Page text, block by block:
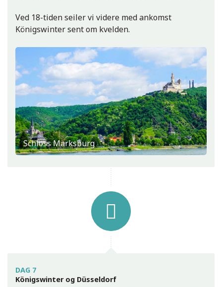
Ved 18-tiden seiler vi videre med ankomst
Königswinter sent om kvelden.
Schloss Marksburg
DAG 7
Königswinter og Düsseldorf